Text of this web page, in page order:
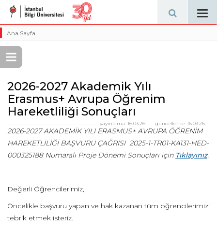
Ana Sayfa
2026-2027 Akademik Yılı
Erasmus+ Avrupa Öğrenim
Hareketliliği Sonuçları
güncelleme: 16.03.26
yayınlama: 16.03.26
2026-2027 AKADEMİK YILI ERASMUS+ AVRUPA ÖĞRENİM
HAREKETLİLİĞİ BAŞVURU ÇAĞRISI 2025-1-TR01-KA131-HED-
000325188 Numaralı Proje Dönemi Sonuçları için Tıklayınız.
Değerli Öğrencilerimiz,
Öncelikle başvuru yapan ve hak kazanan tüm öğrencilerimizi
tebrik etmek isteriz.